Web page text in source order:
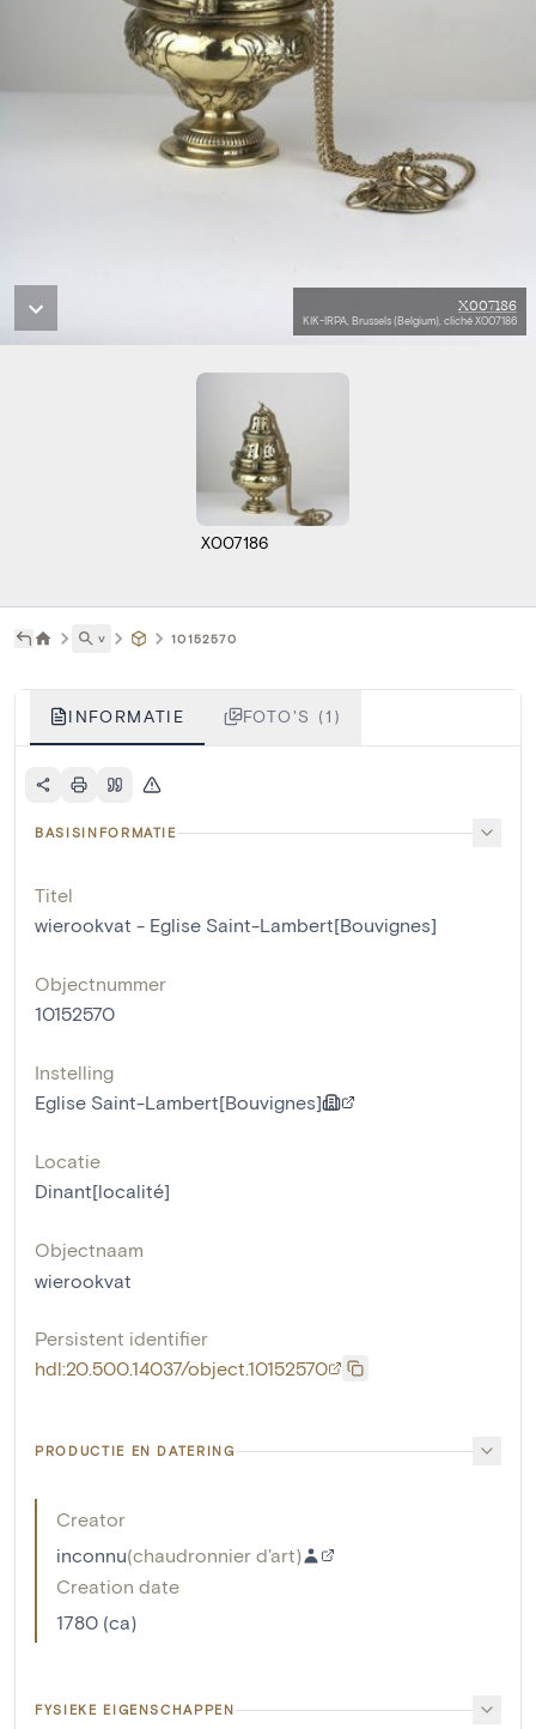
X007186
KIK-IRPA, Brussels (Belgium), cliché X007186
X007186
˅ 10152570
INFORMATIE FOTO'S (1)
BASISINFORMATIE
Titel
wierookvat - Eglise Saint-Lambert[Bouvignes]
Objectnummer
10152570
Instelling
Eglise Saint-Lambert[Bouvignes]
Locatie
Dinant[localité]
Objectnaam
wierookvat
Persistent identifier
hdl:20.500.14037/object.10152570
PRODUCTIE EN DATERING
Creator
inconnu(chaudronnier d'art)
Creation date
1780 (ca)
FYSIEKE EIGENSCHAPPEN